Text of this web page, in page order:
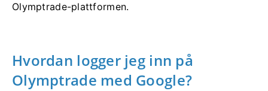
Olymptrade-plattformen.
Hvordan logger jeg inn på
Olymptrade med Google?